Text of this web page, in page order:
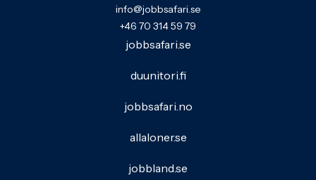
info@jobbsafari.se
+46 70 314 59 79
jobbsafari.se
duunitori.fi
jobbsafari.no
allaloner.se
jobbland.se